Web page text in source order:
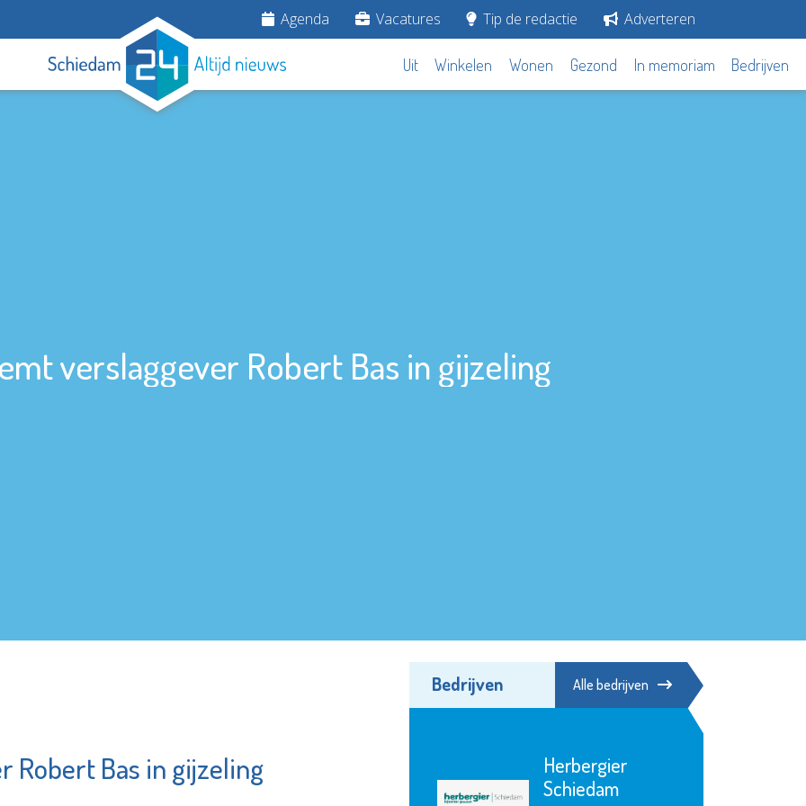
Agenda Vacatures Tip de redactie Adverteren
Uit Winkelen Wonen Gezond In memoriam Bedrijven
verslaggever Robert Bas in gijzeling
Robert Bas in gijzeling
Bedrijven Alle bedrijven
Fun
Pointer
Herbergier
Schiedam